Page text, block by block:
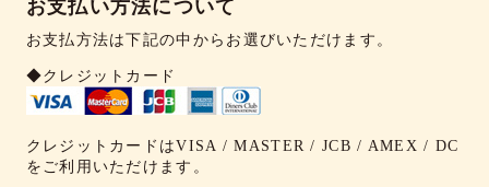
お支払い方法について
お支払方法は下記の中からお選びいただけます。
◆クレジットカード
クレジットカードはVISA / MASTER / JCB / AMEX / DC
をご利用いただけます。